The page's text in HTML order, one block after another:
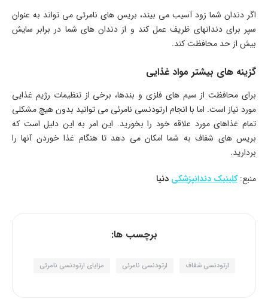
اگر دندان شما زود آسیب می بیند، بریس های نامرئی می تواند به عنوان
سپر برای دندانهای ظریف عمل کند و از دندان های شما در برابر سایش
بیش از حد محافظت کند.
گزینه های بیشتر مواد غذایی
برای محافظت از سیم های فلزی و بندها، برخی از تنظیمات رژیم غذایی
مورد نیاز است. اما با انجام ارتودنسی نامرئی می توانید بدون هیچ مشکلی
تمام غذاهای مورد علاقه خود را بخورید. این امر به این دلیل است که
بریس های شفاف به شما امکان می دهد تا هنگام غذا خوردن آنها را
بردارید.
منبع:کلینیک دندانپزشکی دنیا
برچسب ها:
ارتودنسی شفاف ارتودنسی نامرئی مزایای ارتودنسی نامرئی